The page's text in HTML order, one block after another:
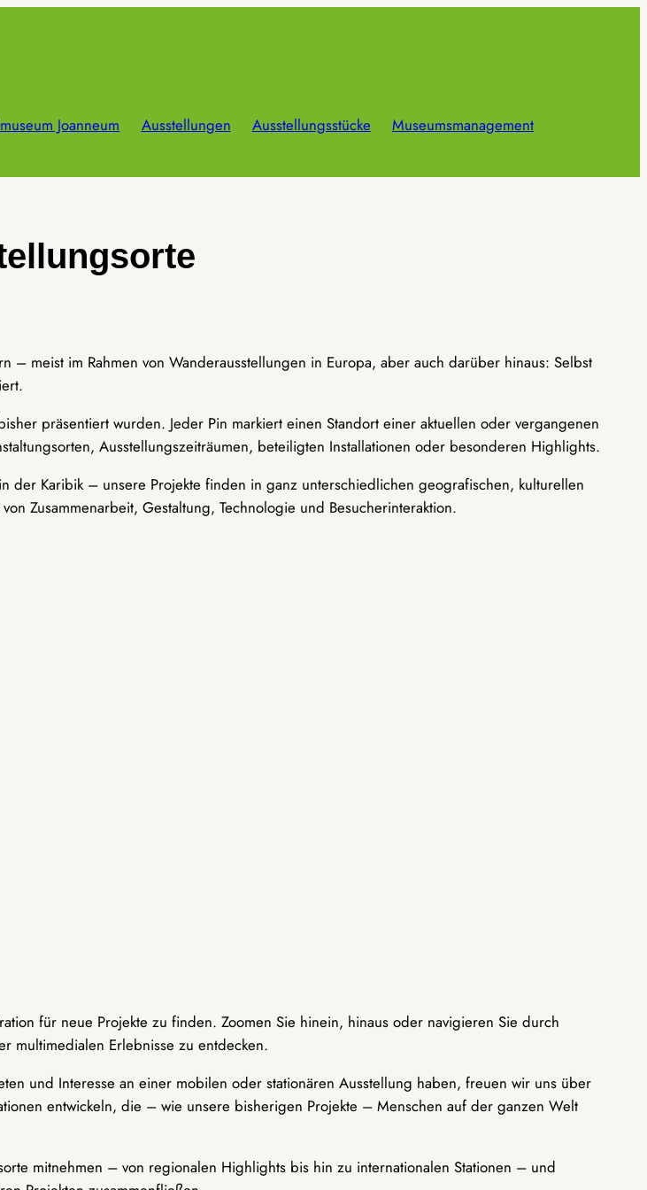
Joanneum Ausstellungen Ausstellungsstücke
Museumsmanagement
– meist im Rahmen von Wanderausstellungen in Europa, aber auch darüber hinaus: Selbst
präsentiert wurden. Jeder Pin markiert einen Standort einer aktuellen oder vergangenen
Ausstellungszeiträumen, beteiligten Installationen oder besonderen Highlights.
Karibik – unsere Projekte finden in ganz unterschiedlichen geografischen, kulturellen
Zusammenarbeit, Gestaltung, Technologie und Besucherinteraktion.
für neue Projekte zu finden. Zoomen Sie hinein, hinaus oder navigieren Sie durch
multimedialen Erlebnisse zu entdecken.
und Interesse an einer mobilen oder stationären Ausstellung haben, freuen wir uns über
entwickeln, die – wie unsere bisherigen Projekte – Menschen auf der ganzen Welt
mitnehmen – von regionalen Highlights bis hin zu internationalen Stationen – und